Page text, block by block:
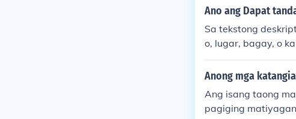
kipag-ugnayan at
g lahat.
Ano ang Dapat
Sa tekstong
o, lugar, bagay, o
ory na detalye
ng paggamit ng
g-unawa at
Anong mga
Ang isang taong
pagiging